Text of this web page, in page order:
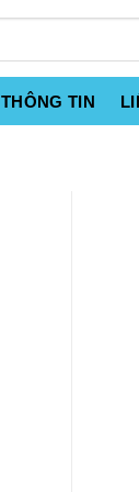
THÔNG TIN